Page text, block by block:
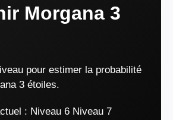
Morgana 3
pour estimer la probabilité
3 étoiles.
: Niveau 6 Niveau 7